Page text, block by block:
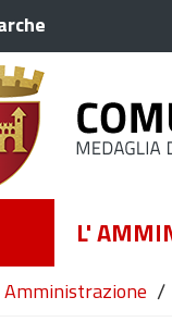
L'
Amministrazione /